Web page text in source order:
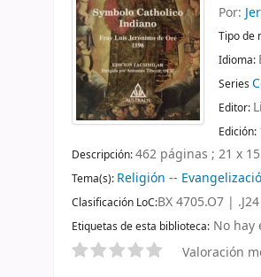
Por:
Tipo de
Idioma:
Series
Editor:
Edición:
Descripción:462 páginas ; 21 x
Tema(s): Religión --
Clasificación LoC:BX 4705.O7 | .J24
Etiquetas de esta biblioteca: No hay
Valoración